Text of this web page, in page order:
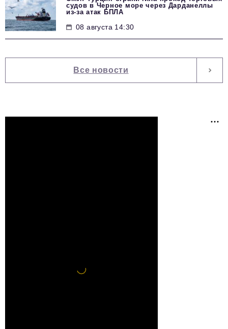
судов в Черное море через Дарданеллы
из-за атак БПЛА
08 августа 14:30
Все новости